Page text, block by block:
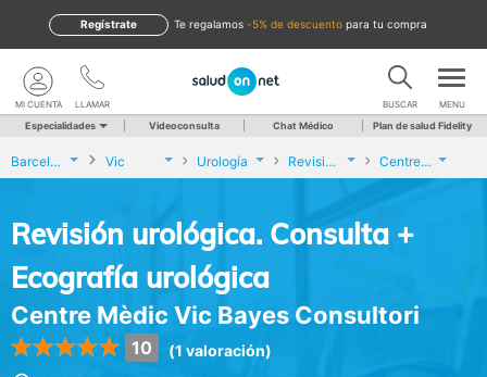
te regalamos -5% de descuento para tu compra
Regístrate
LLAMAR
MI CUENTA BUSCAR MENU
Especialidades Videoconsulta Chat Médico Plan de salud Fidelity
Barcelona Vic Urología Revisión urológica. Consulta + Ecografía urológica Centre Mèdic Vic Bayes Consultori
Revisión urológica. Consulta +
Ecografía urológica
Centre Mèdic Vic Bayes Consultori
10 (1 valoración)